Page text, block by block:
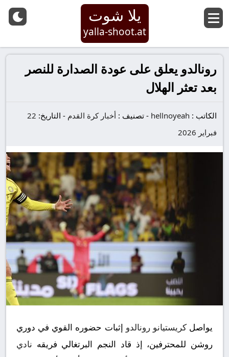
يلا شوت
yalla-shoot.at
رونالدو يعلق على عودة الصدارة للنصر
بعد تعثر الهلال
الكاتب : hellnoyeah
- تصنيف : أخبار كرة القدم - التاريخ: 22
فبراير 2026
يواصلكريستيانو رونالدو إثبات حضوره القوي في دوري
روشن للمحترفين، إذ قاد النجم البرتغالي فريقه نادي